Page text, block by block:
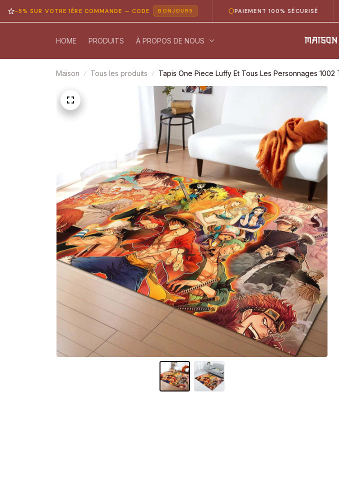
VOTRE 1ÈRE COMMANDE — CODE BONJOUR5 PAIEMENT 100% SÉCURISÉ
HOME PRODUITS À PROPOS DE NOUS
Maison Tous les produits Tapis One Piece Luffy Et Tous Les Personnages 1002